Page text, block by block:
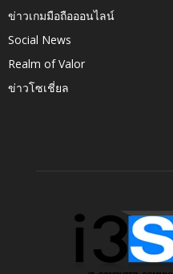
ข่าวเกมมือถือออนไลน์
Social News
Realm of Valor
ข่าวโซเชี่ยล